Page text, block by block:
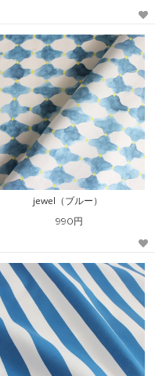
jewel（ブルー）
990円